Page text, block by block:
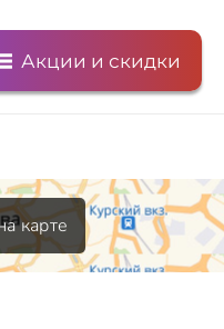
Акции и скидки
карте